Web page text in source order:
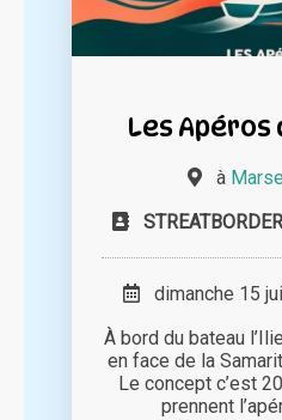
Les
à
dimanche 15
À bord du bateau
en face de la
Le concept c’est
prennent